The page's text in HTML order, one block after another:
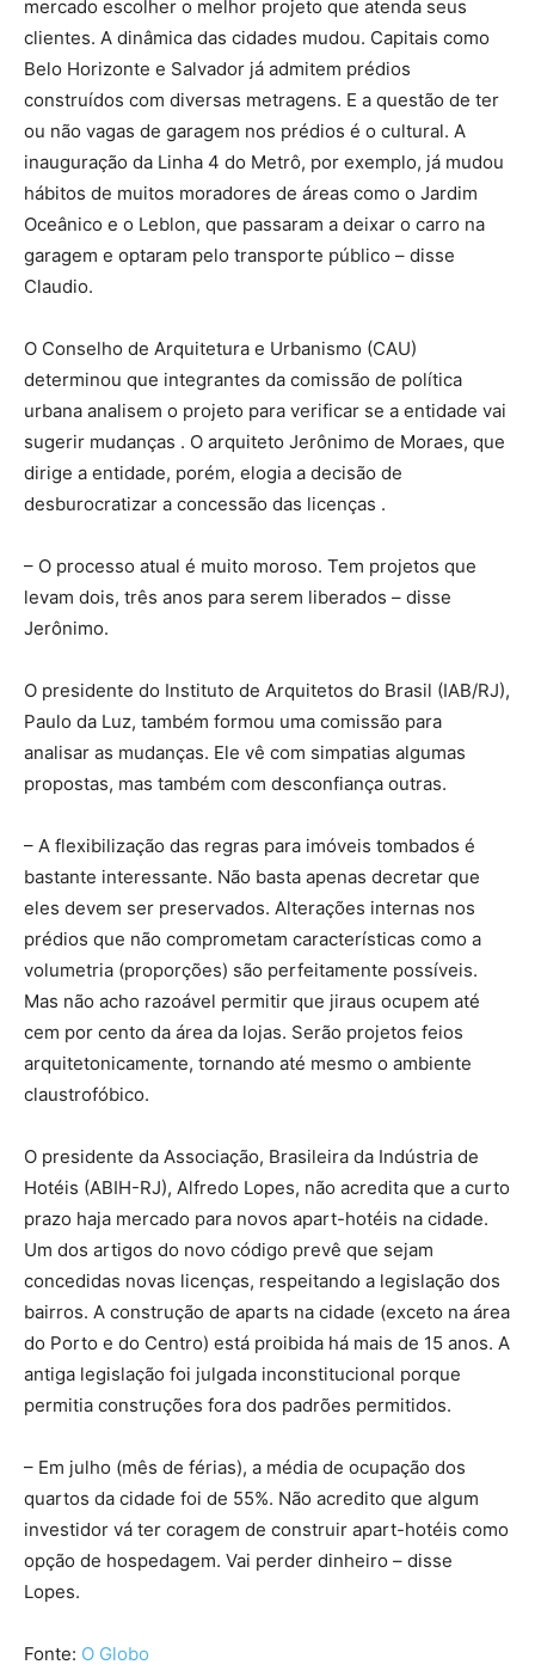
mercado escolher o melhor projeto que atenda seus
clientes. A dinâmica das cidades mudou. Capitais como
Belo Horizonte e Salvador já admitem prédios
construídos com diversas metragens. E a questão de ter
ou não vagas de garagem nos prédios é o cultural. A
inauguração da Linha 4 do Metrô, por exemplo, já mudou
hábitos de muitos moradores de áreas como o Jardim
Oceânico e o Leblon, que passaram a deixar o carro na
garagem e optaram pelo transporte público – disse
Claudio.
O Conselho de Arquitetura e Urbanismo (CAU)
determinou que integrantes da comissão de política
urbana analisem o projeto para verificar se a entidade vai
sugerir mudanças . O arquiteto Jerônimo de Moraes, que
dirige a entidade, porém, elogia a decisão de
desburocratizar a concessão das licenças .
– O processo atual é muito moroso. Tem projetos que
levam dois, três anos para serem liberados – disse
Jerônimo.
O presidente do Instituto de Arquitetos do Brasil (IAB/RJ),
Paulo da Luz, também formou uma comissão para
analisar as mudanças. Ele vê com simpatias algumas
propostas, mas também com desconfiança outras.
– A flexibilização das regras para imóveis tombados é
bastante interessante. Não basta apenas decretar que
eles devem ser preservados. Alterações internas nos
prédios que não comprometam características como a
volumetria (proporções) são perfeitamente possíveis.
Mas não acho razoável permitir que jiraus ocupem até
cem por cento da área da lojas. Serão projetos feios
arquitetonicamente, tornando até mesmo o ambiente
claustrofóbico.
O presidente da Associação, Brasileira da Indústria de
Hotéis (ABIH-RJ), Alfredo Lopes, não acredita que a curto
prazo haja mercado para novos apart-hotéis na cidade.
Um dos artigos do novo código prevê que sejam
concedidas novas licenças, respeitando a legislação dos
bairros. A construção de aparts na cidade (exceto na área
do Porto e do Centro) está proibida há mais de 15 anos. A
antiga legislação foi julgada inconstitucional porque
permitia construções fora dos padrões permitidos.
– Em julho (mês de férias), a média de ocupação dos
quartos da cidade foi de 55%. Não acredito que algum
investidor vá ter coragem de construir apart-hotéis como
opção de hospedagem. Vai perder dinheiro – disse
Lopes.
Fonte: O Globo